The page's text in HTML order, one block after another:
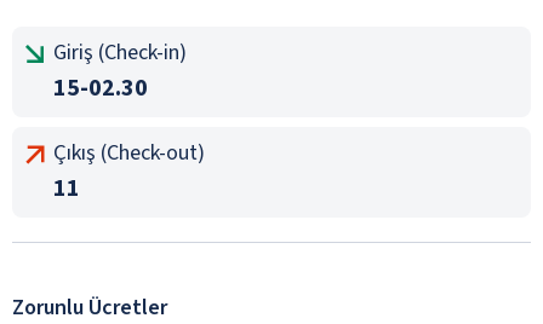
Giriş (Check-in)
15-02.30
Çıkış (Check-out)
11
Zorunlu Ücretler